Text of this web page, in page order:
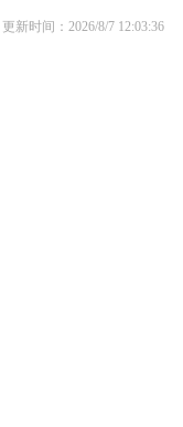
更新时间：2026/8/7 12:03:36